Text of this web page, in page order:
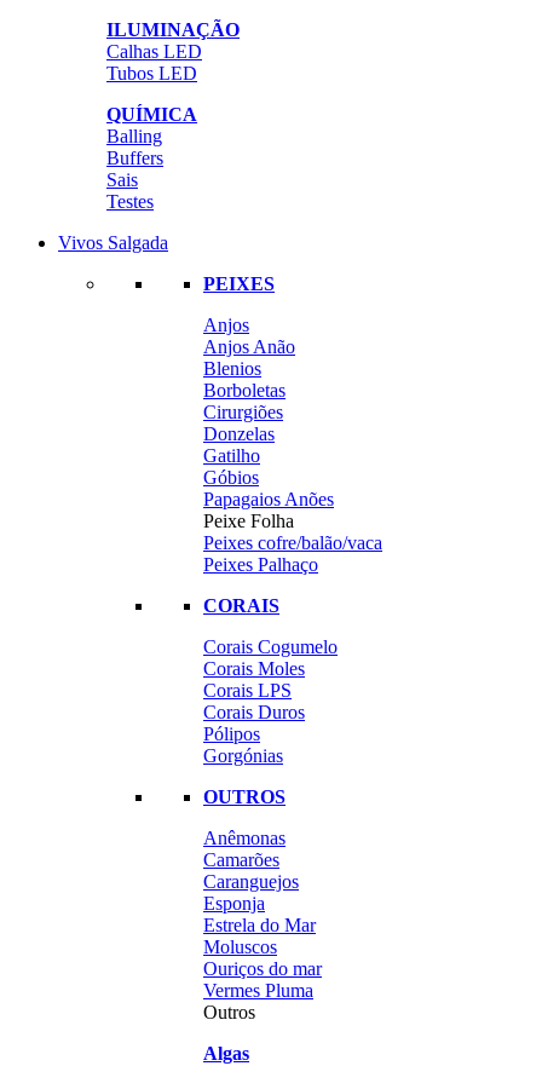
ILUMINAÇÃO
Calhas LED
Tubos LED
QUÍMICA
Balling
Buffers
Sais
Testes
Vivos Salgada
PEIXES
Anjos
Anjos Anão
Blenios
Borboletas
Cirurgiões
Donzelas
Gatilho
Góbios
Papagaios Anões
Peixe Folha
Peixes cofre/balão/vaca
Peixes Palhaço
CORAIS
Corais Cogumelo
Corais Moles
Corais LPS
Corais Duros
Pólipos
Gorgónias
OUTROS
Anêmonas
Camarões
Caranguejos
Esponja
Estrela do Mar
Moluscos
Ouriços do mar
Vermes Pluma
Outros
Algas